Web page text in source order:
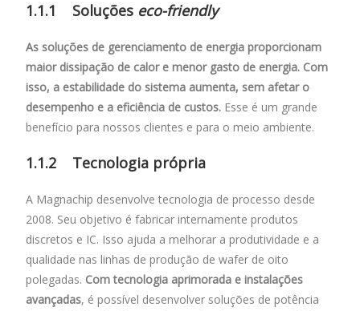
1.1.1 Soluções eco-friendly
As soluções de gerenciamento de energia proporcionam
maior dissipação de calor e menor gasto de energia. Com
isso, a estabilidade do sistema aumenta, sem afetar o
desempenho e a eficiência de custos. Esse é um grande
benefício para nossos clientes e para o meio ambiente.
1.1.2 Tecnologia própria
A Magnachip desenvolve tecnologia de processo desde
2008. Seu objetivo é fabricar internamente produtos
discretos e IC. Isso ajuda a melhorar a produtividade e a
qualidade nas linhas de produção de wafer de oito
polegadas. Com tecnologia aprimorada e instalações
avançadas, é possível desenvolver soluções de potência